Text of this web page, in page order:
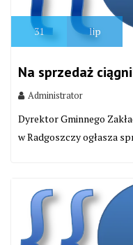
31 lip
Na sprzedaż
Administrator
Dyrektor Gminnego
w Radgoszczy ogłasza